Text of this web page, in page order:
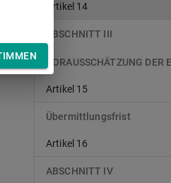
Artikel 14
ABSCHNITT III
VORAUSSCHÄTZUNG DER
Artikel 15
Übermittlungsfrist
Artikel 16
ABSCHNITT IV